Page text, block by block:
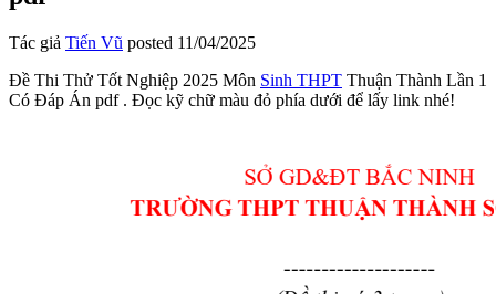
Tác giả Tiến Vũ posted 11/04/2025
Đề Thi Thử Tốt Nghiệp 2025 Môn Sinh THPT Thuận Thành Lần 1
Có Đáp Án pdf . Đọc kỹ chữ màu đỏ phía dưới để lấy link nhé!